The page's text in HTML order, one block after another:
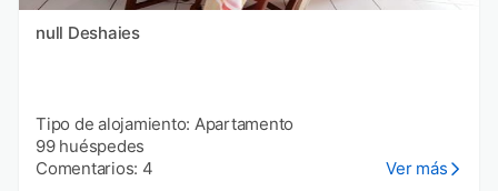
null Deshaies
Tipo de alojamiento: Apartamento
99 huéspedes
Comentarios: 4
Ver más